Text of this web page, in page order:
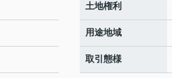
土地権利
用途地域
取引態様